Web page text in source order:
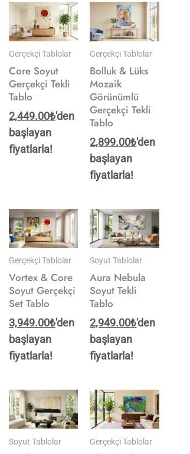
Gerçekçi Tablolar
Core Soyut
Gerçekçi Tekli
Tablo
2,449.00₺'den
başlayan
fiyatlarla!
Gerçekçi Tablolar
Bolluk & Lüks
Mozaik
Görünümlü
Gerçekçi Tekli
Tablo
2,899.00₺'den
başlayan
fiyatlarla!
Gerçekçi Tablolar
Vortex & Core
Soyut Gerçekçi
Set Tablo
3,949.00₺'den
başlayan
fiyatlarla!
Soyut Tablolar
Aura Nebula
Soyut Tekli
Tablo
2,949.00₺'den
başlayan
fiyatlarla!
Soyut Tablolar Gerçekçi Tablolar